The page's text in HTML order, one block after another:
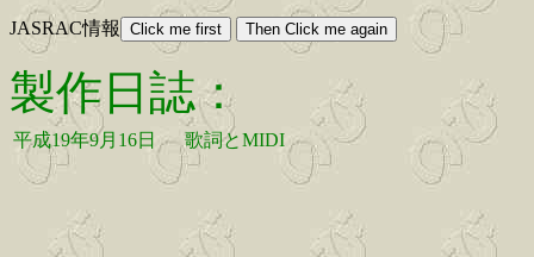
JASRAC情報
製作日誌：
平成19年9月16日 歌詞とMIDI